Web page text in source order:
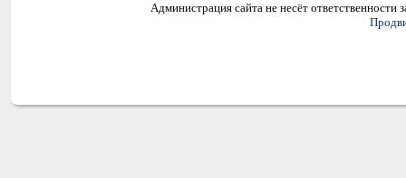
Администрация сайта не несёт ответственности